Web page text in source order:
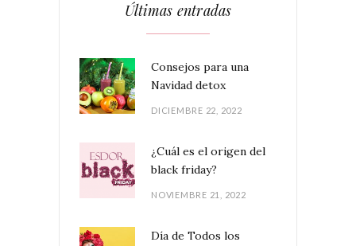
Últimas entradas
Consejos para una
Navidad detox
DICIEMBRE 22, 2022
¿Cuál es el origen del
black friday?
NOVIEMBRE 21, 2022
Día de Todos los